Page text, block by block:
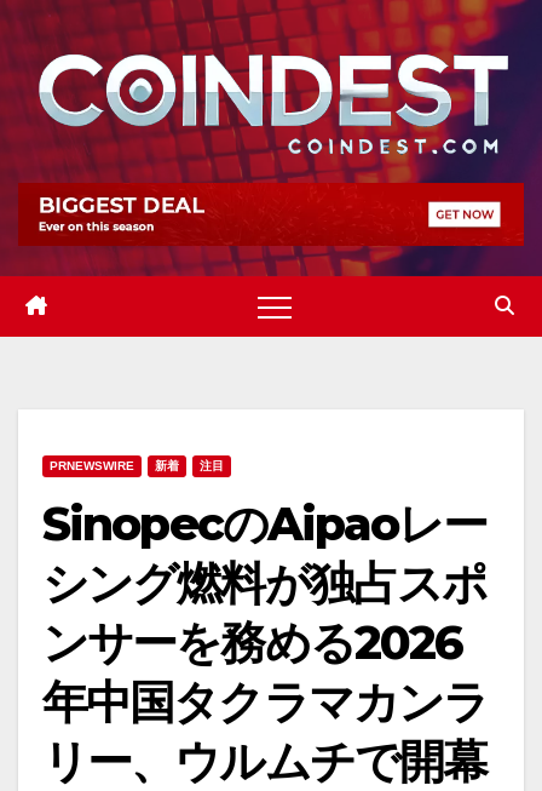
Skip
content
PRNEWSWIRE 新着 注目
SinopecのAipaoレー
シング燃料が独占スポ
ンサーを務める2026
年中国タクラマカンラ
リー、ウルムチで開幕